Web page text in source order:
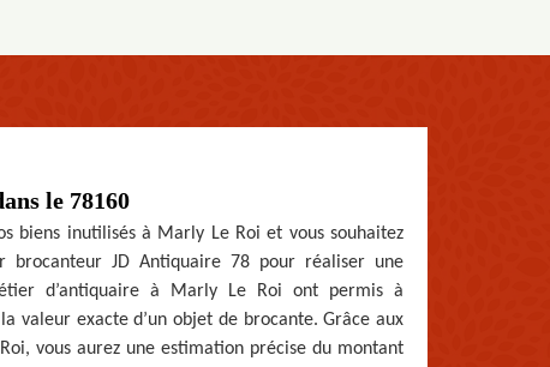
le 78160
biens inutilisés à Marly Le Roi et vous souhaitez
brocanteur JD Antiquaire 78 pour réaliser une
d’antiquaire à Marly Le Roi ont permis à
valeur exacte d’un objet de brocante. Grâce aux
vous aurez une estimation précise du montant